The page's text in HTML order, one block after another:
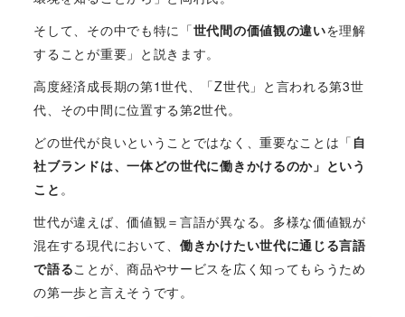
そして、その中でも特に「世代間の価値観の違いを理解
することが重要」と説きます。
高度経済成長期の第1世代、「Z世代」と言われる第3世
代、その中間に位置する第2世代。
どの世代が良いということではなく、重要なことは「 自
社ブランドは、一体どの世代に働きかけるのか」という
こと 。
世代が違えば、価値観＝言語が異なる。多様な価値観が
混在する現代において、働きかけたい世代に通じる言語
で語ることが、商品やサービスを広く知ってもらうため
の第一歩と言えそうです。